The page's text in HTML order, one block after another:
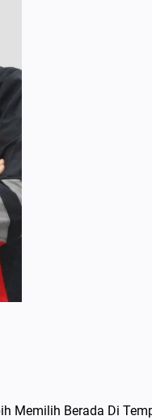
Memilih Berada Di